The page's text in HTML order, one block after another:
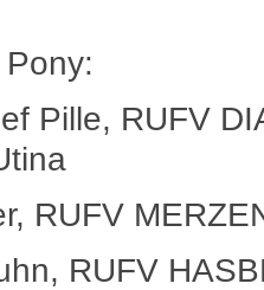
Pille, RUFV
RUFV
RUFV